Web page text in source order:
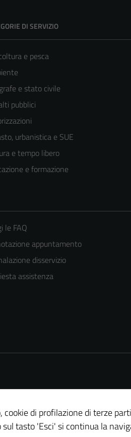
DI SERVIZIO
e pesca
e stato civile
pubblici
urbanistica e SUE
e tempo libero
e formazione
le FAQ
appuntamento
disservizio
assistenza
di profilazione di terze
tasto 'Esci' si continua la